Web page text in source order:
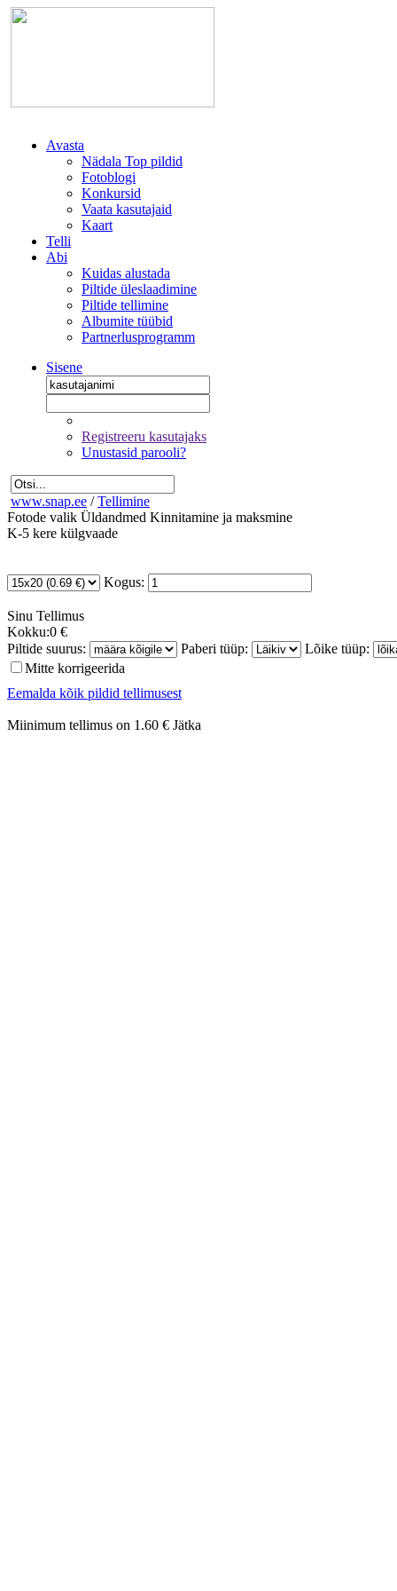
Avasta
Nädala Top pildid
Fotoblogi
Konkursid
Vaata kasutajaid
Kaart
Telli
Abi
Kuidas alustada
Piltide üleslaadimine
Piltide tellimine
Albumite tüübid
Partnerlusprogramm
Sisene
Registreeru kasutajaks
Unustasid parooli?
www.snap.ee / Tellimine
Fotode valik Üldandmed Kinnitamine ja maksmine
K-5 kere külgvaade
Kogus:
Sinu Tellimus
Kokku:0 €
Piltide suurus:
Paberi tüüp:
Lõike tüüp:
Mitte korrigeerida
Eemalda kõik pildid tellimusest
Miinimum tellimus on 1.60 € Jätka